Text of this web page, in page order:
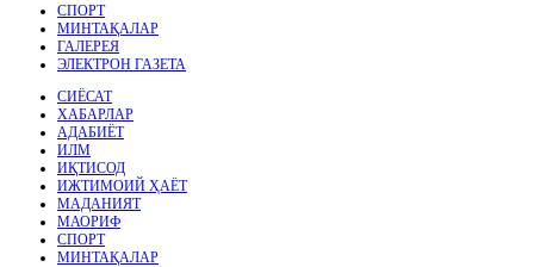
СПОРТ
МИНТАҚАЛАР
ГАЛЕРЕЯ
ЭЛЕКТРОН ГАЗЕТА
СИЁСАТ
ХАБАРЛАР
АДАБИЁТ
ИЛМ
ИҚТИСОД
ИЖТИМОИЙ ҲАЁТ
МАДАНИЯТ
МАОРИФ
СПОРТ
МИНТАҚАЛАР